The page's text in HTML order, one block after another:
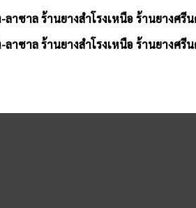
าซาล ร้านยางสำโรงเหนือ ร้านยางศ
าซาล ร้านยางสำโรงเหนือ ร้านยางศ